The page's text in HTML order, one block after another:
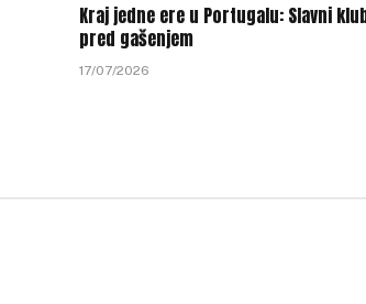
Kraj jedne ere u Portugalu: Slavni
pred gašenjem
17/07/2026